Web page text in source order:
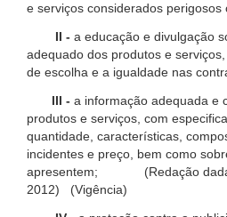
e serviços considerados perigosos
II - a educação e divulgação
adequado dos produtos e
de escolha e a igualdade nas
III - a informação adequada e
produtos e serviços, com
quantidade, características,
incidentes e preço, bem como
apresentem; (Redação dada
2012) (Vigência)